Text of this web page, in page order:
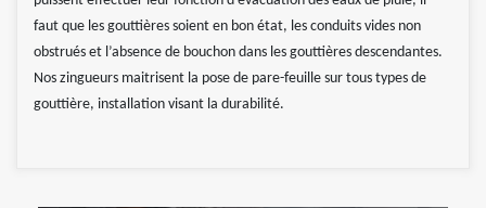
faut que les gouttières soient en bon état, les conduits vides non
obstrués et l’absence de bouchon dans les gouttières descendantes.
Nos zingueurs maitrisent la pose de pare-feuille sur tous types de
gouttière, installation visant la durabilité.